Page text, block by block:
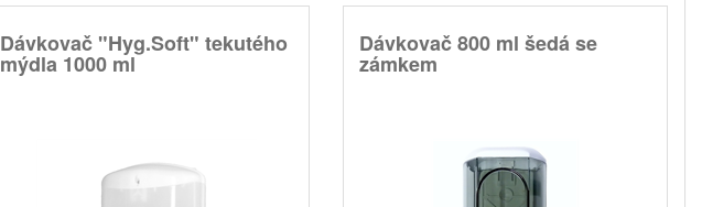
Dávkovač "Hyg.Soft" tekutého
mýdla 1000 ml
Dávkovač 800 ml šedá se
zámkem